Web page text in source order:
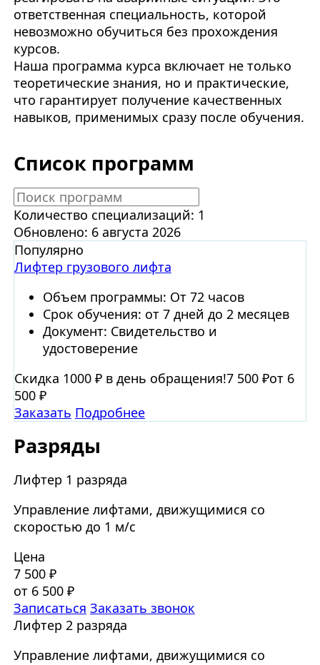
ответственная специальность, которой
невозможно обучиться без прохождения
курсов.
Наша программа курса включает не только
теоретические знания, но и практические,
что гарантирует получение качественных
навыков, применимых сразу после обучения.
Список программ
Количество специализаций: 1
Обновлено: 6 августа 2026
Популярно
Лифтер грузового лифта
Объем программы: От 72 часов
Срок обучения: от 7 дней до 2 месяцев
Документ: Свидетельство и
удостоверение
Скидка 1000 ₽ в день обращения!7 500 ₽от 6
500 ₽
Заказать Подробнее
Разряды
Лифтер 1 разряда
Управление лифтами, движущимися со
скоростью до 1 м/с
Цена
7 500 ₽
от 6 500 ₽
Записаться Заказать звонок
Лифтер 2 разряда
Управление лифтами, движущимися со